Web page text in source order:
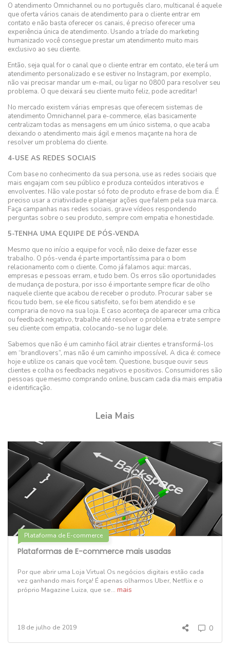
O atendimento Omnichannel ou no português claro, multicanal é aquele
que oferta vários canais de atendimento para o cliente entrar em
contato e não basta oferecer os canais, é preciso oferecer uma
experiência única de atendimento. Usando a tríade do marketing
humanizado você consegue prestar um atendimento muito mais
exclusivo ao seu cliente.
Então, seja qual for o canal que o cliente entrar em contato, ele terá um
atendimento personalizado e se estiver no Instagram, por exemplo,
não vai precisar mandar um e-mail, ou ligar no 0800 para resolver seu
problema. O que deixará seu cliente muito feliz, pode acreditar!
No mercado existem várias empresas que oferecem sistemas de
atendimento Omnichannel para e-commerce, elas basicamente
centralizam todas as mensagens em um único sistema, o que acaba
deixando o atendimento mais ágil e menos maçante na hora de
resolver um problema do cliente.
4-USE AS REDES SOCIAIS
Com base no conhecimento da sua persona, use as redes sociais que
mais engajam com seu público e produza conteúdos interativos e
envolventes. Não vale postar só foto de produto e frase de bom dia. É
preciso usar a criatividade e planejar ações que falem pela sua marca.
Faça campanhas nas redes sociais, grave vídeos respondendo
perguntas sobre o seu produto, sempre com empatia e honestidade.
5-TENHA UMA EQUIPE DE PÓS-VENDA
Mesmo que no início a equipe for você, não deixe de fazer esse
trabalho. O pós-venda é parte importantíssima para o bom
relacionamento com o cliente. Como já falamos aqui: marcas,
empresas e pessoas erram, e tudo bem. Os erros são oportunidades
de mudança de postura, por isso é importante sempre ficar de olho
naquele cliente que acabou de receber o produto. Procurar saber se
ficou tudo bem, se ele ficou satisfeito, se foi bem atendido e se
compraria de novo na sua loja. E caso aconteça de aparecer uma crítica
ou feedback negativo, trabalhe até resolver o problema e trate sempre
seu cliente com empatia, colocando-se no lugar dele.
Sabemos que não é um caminho fácil atrair clientes e transformá-los
em “brandlovers”, mas não é um caminho impossível. A dica é: comece
hoje e utilize os canais que você tem. Questione, busque ouvir seus
clientes e colha os feedbacks negativos e positivos. Consumidores são
pessoas que mesmo comprando online, buscam cada dia mais empatia
e identificação.
Leia Mais
Plataforma de E-commerce
Plataformas de E-commerce mais usadas
Por que abrir uma Loja Virtual Os negócios digitais estão cada
vez ganhando mais força! É apenas olharmos Uber, Netflix e o
próprio Magazine Luiza, que se... mais
18 de julho de 2019 0